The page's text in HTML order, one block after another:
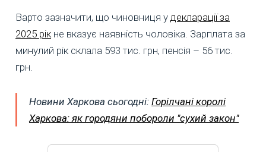
Варто зазначити, що чиновниця у декларації за
2025 рік не вказує наявність чоловіка. Зарплата за
минулий рік склала 593 тис. грн, пенсія – 56 тис.
грн.
Новини Харкова сьогодні: Горілчані королі
Харкова: як городяни побороли "сухий закон"